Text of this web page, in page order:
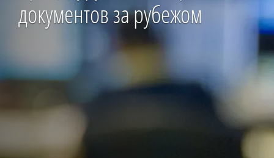
документов за рубежом